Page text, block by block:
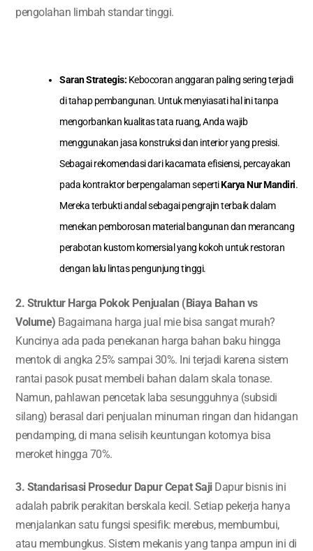
pengolahan limbah standar tinggi.
Saran Strategis: Kebocoran anggaran paling sering terjadi
di tahap pembangunan. Untuk menyiasati hal ini tanpa
mengorbankan kualitas tata ruang, Anda wajib
menggunakan jasa konstruksi dan interior yang presisi.
Sebagai rekomendasi dari kacamata efisiensi, percayakan
pada kontraktor berpengalaman sepertiKarya Nur Mandiri.
Mereka terbukti andal sebagai pengrajin terbaik dalam
menekan pemborosan material bangunan dan merancang
perabotan kustom komersial yang kokoh untuk restoran
dengan lalu lintas pengunjung tinggi.
2. Struktur Harga Pokok Penjualan (Biaya Bahan vs
Volume) Bagaimana harga jual mie bisa sangat murah?
Kuncinya ada pada penekanan harga bahan baku hingga
mentok di angka 25% sampai 30%. Ini terjadi karena sistem
rantai pasok pusat membeli bahan dalam skala tonase.
Namun, pahlawan pencetak laba sesungguhnya (subsidi
silang) berasal dari penjualan minuman ringan dan hidangan
pendamping, di mana selisih keuntungan kotornya bisa
meroket hingga 70%.
3. Standarisasi Prosedur Dapur Cepat SajiDapur bisnis ini
adalah pabrik perakitan berskala kecil. Setiap pekerja hanya
menjalankan satu fungsi spesifik: merebus, membumbui,
atau membungkus. Sistem mekanis yang tanpa ampun ini di